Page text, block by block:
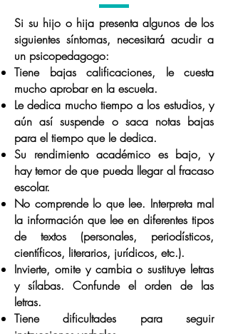
Si su hijo o hija presenta algunos de los
siguientes síntomas, necesitará acudir a
un psicopedagogo:
Tiene bajas calificaciones, le cuesta
mucho aprobar en la escuela.
Le dedica mucho tiempo a los estudios, y
aún así suspende o saca notas bajas
para el tiempo que le dedica.
Su rendimiento académico es bajo, y
hay temor de que pueda llegar al fracaso
escolar.
No comprende lo que lee. Interpreta mal
la información que lee en diferentes tipos
de textos (personales, periodísticos,
científicos, literarios, jurídicos, etc.).
Invierte, omite y cambia o sustituye letras
y sílabas. Confunde el orden de las
letras.
Tiene dificultades para seguir